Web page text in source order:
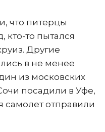
что питерцы
кто-то пытался
Другие
в не менее
из московских
посадили в Уфе,
самолет отправили